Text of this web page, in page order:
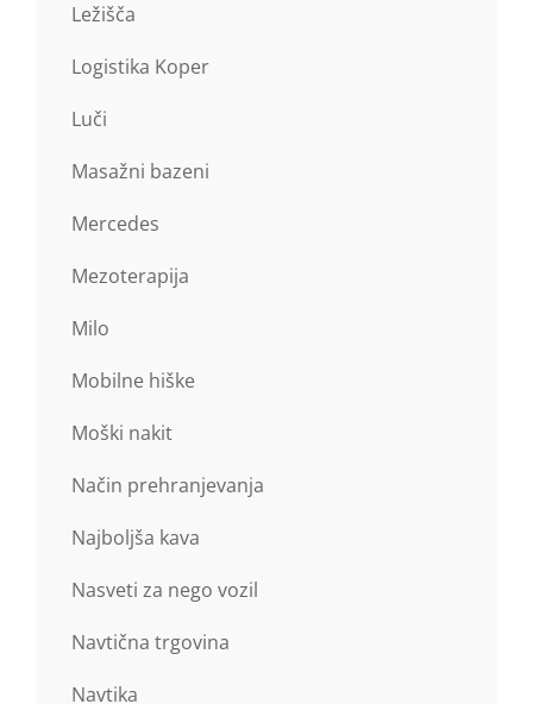
Ležišča
Logistika Koper
Luči
Masažni bazeni
Mercedes
Mezoterapija
Milo
Mobilne hiške
Moški nakit
Način prehranjevanja
Najboljša kava
Nasveti za nego vozil
Navtična trgovina
Navtika